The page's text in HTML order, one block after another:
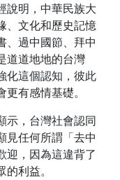
說明，中華民族大
、文化和歷史記憶
、過中國節、拜中
道道地地的台灣
化這個認知，彼此
有感情基礎。
示，台灣社會認同
見任何所謂「去中
迎，因為這違背了
利益。